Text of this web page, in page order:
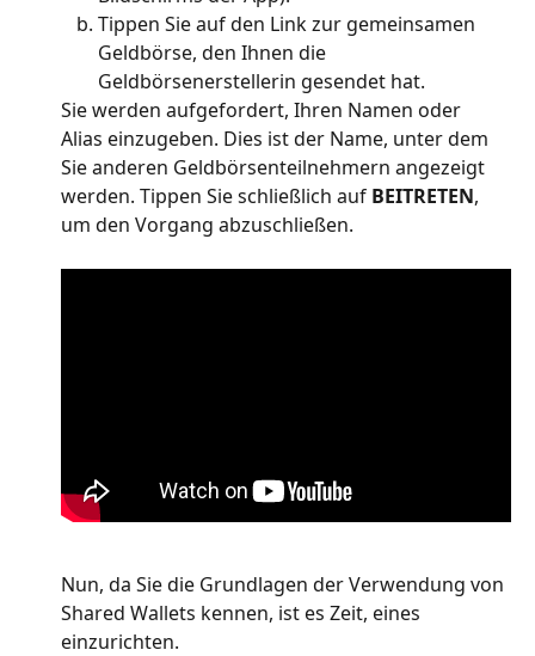
Tippen Sie auf den Link zur gemeinsamen
Geldbörse, den Ihnen die
Geldbörsenerstellerin gesendet hat.
Sie werden aufgefordert, Ihren Namen oder
Alias einzugeben. Dies ist der Name, unter dem
Sie anderen Geldbörsenteilnehmern angezeigt
werden. Tippen Sie schließlich auf BEITRETEN,
um den Vorgang abzuschließen.
Nun, da Sie die Grundlagen der Verwendung von
Shared Wallets kennen, ist es Zeit, eines
einzurichten.